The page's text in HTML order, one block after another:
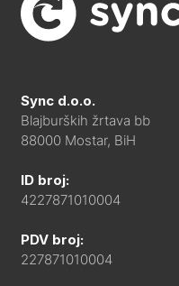
Sync d.o.o.
Blajburških žrtava bb
88000 Mostar, BiH
ID broj:
4227871010004
PDV broj:
227871010004